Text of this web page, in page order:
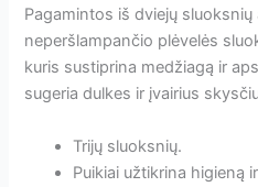
Pagamintos iš dviejų sluoksnių
neperšlampančio plėvelės
kuris sustiprina medžiagą ir
sugeria dulkes ir įvairius
Trijų sluoksnių.
Puikiai užtikrina higieną